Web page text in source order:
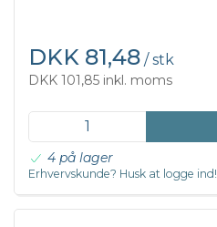
DKK 81,48 / stk
DKK 101,85 inkl. moms
4 på lager
Erhvervskunde? Husk at logge ind!